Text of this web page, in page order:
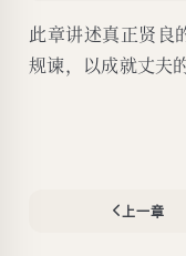
此章讲述真正贤良
规谏，以成就丈夫
上一章